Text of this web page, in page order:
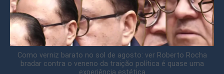
Como verniz barato no sol de agosto: ver Roberto Rocha
bradar contra o veneno da traição política é quase uma
experiência estética